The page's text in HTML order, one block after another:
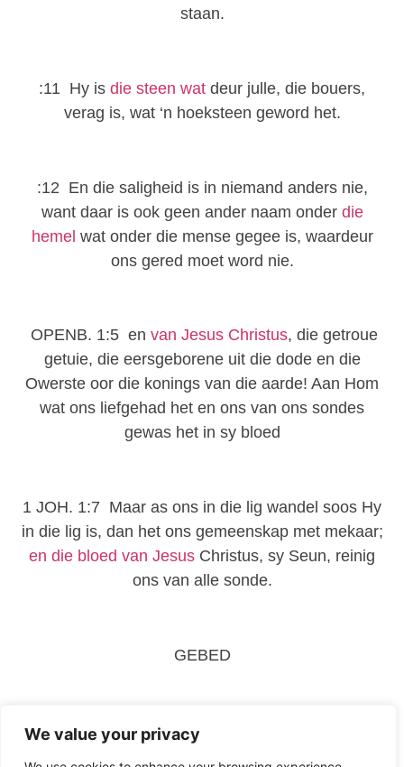
We value your privacy
staan.
:11 Hy is die steen wat deur julle, die bouers,
verag is, wat ‘n hoeksteen geword het.
:12 En die saligheid is in niemand anders nie,
want daar is ook geen ander naam onder die
hemel wat onder die mense gegee is, waardeur
ons gered moet word nie.
OPENB. 1:5 en van Jesus Christus, die getroue
getuie, die eersgeborene uit die dode en die
Owerste oor die konings van die aarde! Aan Hom
wat ons liefgehad het en ons van ons sondes
gewas het in sy bloed
1 JOH. 1:7 Maar as ons in die lig wandel soos Hy
in die lig is, dan het ons gemeenskap met mekaar;
en die bloed van Jesus Christus, sy Seun, reinig
ons van alle sonde.
GEBED
Vader , dankie dat U al my sonde wegwas met U